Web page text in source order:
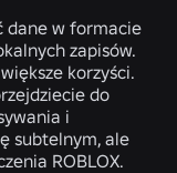
dane w formacie
zapisów.
korzyści.
do
i
subtelnym, ale
ROBLOX.